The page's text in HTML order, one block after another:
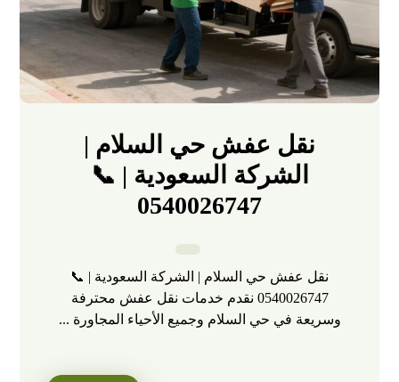
نقل عفش حي السلام |
الشركة السعودية | 📞
0540026747
نقل عفش حي السلام | الشركة السعودية | 📞
0540026747 نقدم خدمات نقل عفش محترفة
وسريعة في حي السلام وجميع الأحياء المجاورة ...